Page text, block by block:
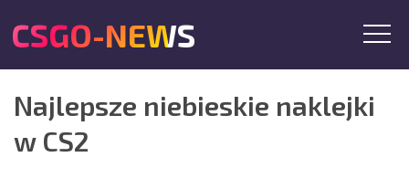
CSGO-NEWS
Najlepsze niebieskie naklejki
w CS2